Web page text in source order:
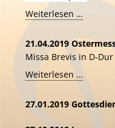
Weiterlesen …
-
Uhr
21.04.2019
Missa Brevis in D-Dur
Weiterlesen …
27.01.2019